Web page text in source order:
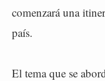
comenzará una
país.
El tema que se